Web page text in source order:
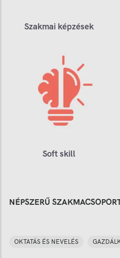
Szakmai képzések
Soft skill
NÉPSZERŰ
OKTATÁS ÉS NEVELÉS